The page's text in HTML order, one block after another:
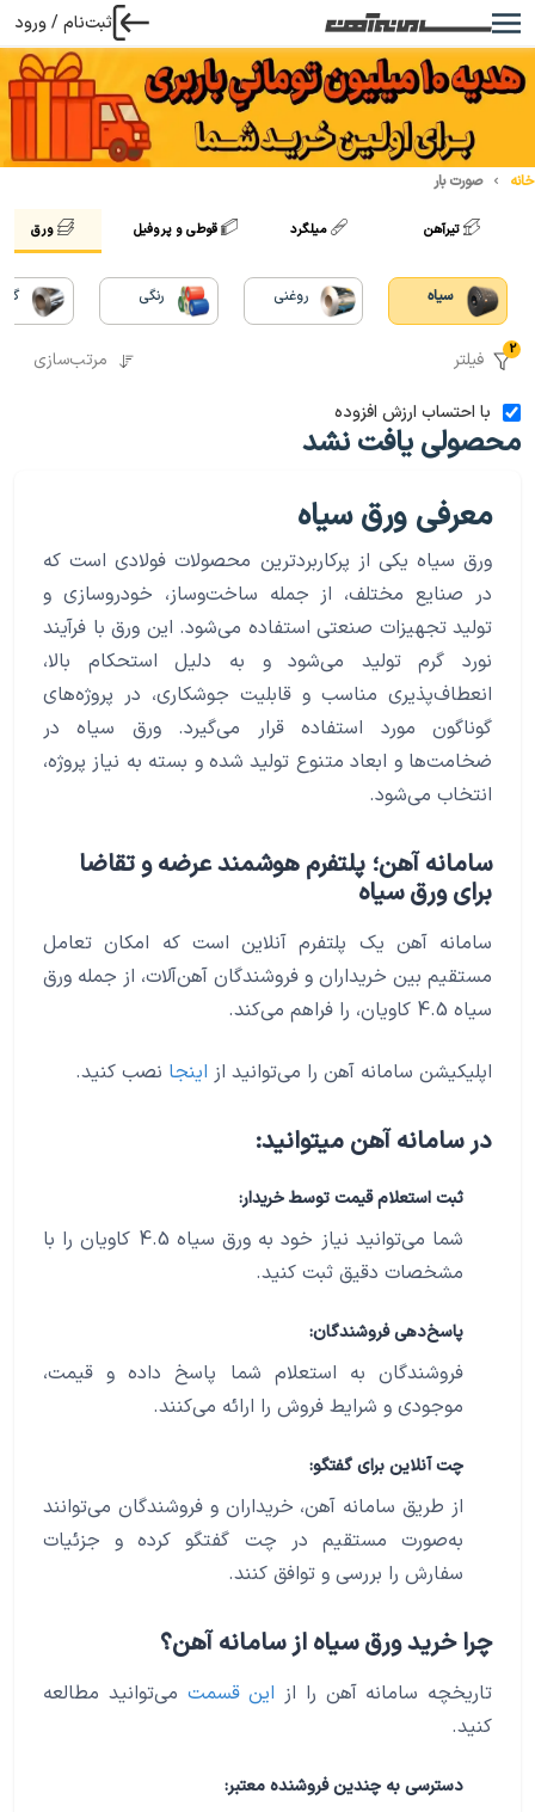
ثبت‌نام / ورود
خانه صورت بار
تیرآهن میلگرد قوطی و پروفیل ورق
سیاه روغنی رنگی
2 فیلتر مرتب‌سازی
با احتساب ارزش افزوده
محصولی یافت نشد
معرفی ورق سیاه
ورق سیاه یکی از پرکاربردترین محصولات فولادی است که
در صنایع مختلف، از جمله ساخت‌وساز، خودروسازی و
تولید تجهیزات صنعتی استفاده می‌شود. این ورق با فرآیند
نورد گرم تولید می‌شود و به دلیل استحکام بالا،
انعطاف‌پذیری مناسب و قابلیت جوشکاری، در پروژه‌های
گوناگون مورد استفاده قرار می‌گیرد. ورق سیاه در
ضخامت‌ها و ابعاد متنوع تولید شده و بسته به نیاز پروژه،
انتخاب می‌شود.
سامانه آهن؛ پلتفرم هوشمند عرضه و تقاضا
برای ورق سیاه
سامانه آهن یک پلتفرم آنلاین است که امکان تعامل
مستقیم بین خریداران و فروشندگان آهن‌آلات، از جمله ورق
سیاه 4.5 کاویان، را فراهم می‌کند.
اپلیکیشن سامانه آهن را می‌توانید از اینجا نصب کنید.
در سامانه آهن میتوانید:
ثبت استعلام قیمت توسط خریدار:
شما می‌توانید نیاز خود به ورق سیاه 4.5 کاویان را با
مشخصات دقیق ثبت کنید.
پاسخ‌دهی فروشندگان:
فروشندگان به استعلام شما پاسخ داده و قیمت،
موجودی و شرایط فروش را ارائه می‌کنند.
چت آنلاین برای گفتگو:
از طریق سامانه آهن، خریداران و فروشندگان می‌توانند
به‌صورت مستقیم در چت گفتگو کرده و جزئیات
سفارش را بررسی و توافق کنند.
چرا خرید ورق سیاه از سامانه آهن؟
تاریخچه سامانه آهن را از این قسمت می‌توانید مطالعه
کنید.
دسترسی به چندین فروشنده معتبر: